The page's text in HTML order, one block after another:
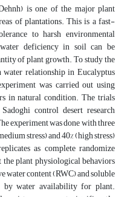
is one of the major plant
of plantations. This is a fast-
to harsh environmental
deficiency in soil can be
of plant growth. To study the
relationship in Eucalyptus
was carried out using
in natural condition. The trials
control desert research
experiment was done with three
stress) and 40% (high stress)
as complete randomize
plant physiological behaviors
content (RWC) and soluble
by water availability for plant.